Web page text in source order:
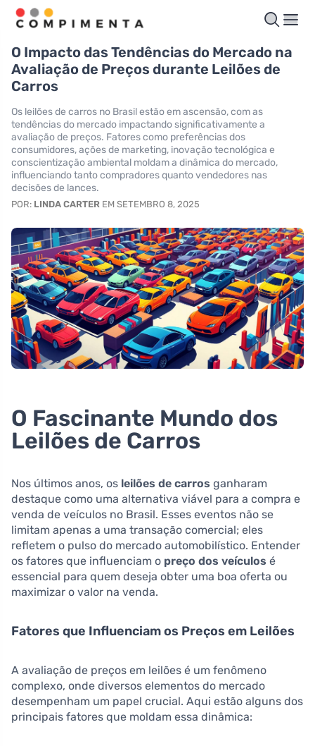
O Impacto das Tendências do Mercado na
Avaliação de Preços durante Leilões de
Carros
Os leilões de carros no Brasil estão em ascensão, com as
tendências do mercado impactando significativamente a
avaliação de preços. Fatores como preferências dos
consumidores, ações de marketing, inovação tecnológica e
conscientização ambiental moldam a dinâmica do mercado,
influenciando tanto compradores quanto vendedores nas
decisões de lances.
POR: LINDA CARTER EM SETEMBRO 8, 2025
O Fascinante Mundo dos
Leilões de Carros
Nos últimos anos, os leilões de carros ganharam
destaque como uma alternativa viável para a compra e
venda de veículos no Brasil. Esses eventos não se
limitam apenas a uma transação comercial; eles
refletem o pulso do mercado automobilístico. Entender
os fatores que influenciam o preço dos veículos é
essencial para quem deseja obter uma boa oferta ou
maximizar o valor na venda.
Fatores que Influenciam os Preços em Leilões
A avaliação de preços em leilões é um fenômeno
complexo, onde diversos elementos do mercado
desempenham um papel crucial. Aqui estão alguns dos
principais fatores que moldam essa dinâmica: